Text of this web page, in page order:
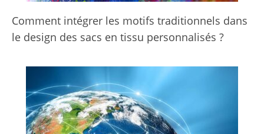
Comment intégrer les motifs traditionnels dans
le design des sacs en tissu personnalisés ?